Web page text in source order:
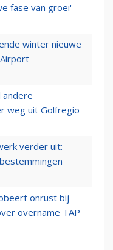
fase van groei'
winter nieuwe
andere
weg uit Golfregio
verder uit:
onrust bij
overname TAP